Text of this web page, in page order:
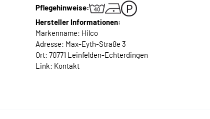
Pflegehinweise:
Hersteller Informationen:
Markenname: Hilco
Adresse: Max-Eyth-Straße 3
Ort: 70771 Leinfelden-Echterdingen
Link: Kontakt